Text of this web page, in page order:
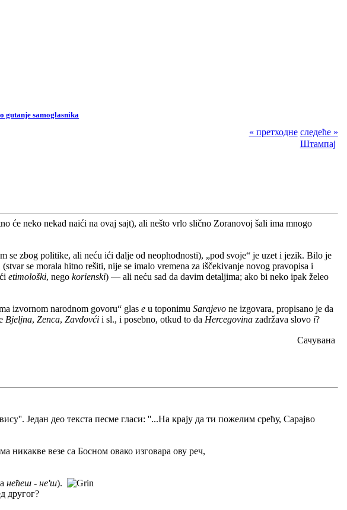
gutanje samoglasnika
« претходне следеће »
Штампај
će neko nekad naići na ovaj sajt), ali nešto vrlo slično Zoranovoj šali ima mnogo
zbog politike, ali neću ići dalje od neophodnosti), „pod svoje“ je uzet i jezik. Bilo je
se morala hitno rešiti, nije se imalo vremena za iščekivanje novog pravopisa i
etimološki, nego korienski) — ali neću sad da davim detaljima; ako bi neko ipak želeo
izvornom narodnom govoru“ glas e u toponimu Sarajevo ne izgovara, propisano je da
Bjeljna, Zenca, Zavdovći i sl., i posebno, otkud to da Hercegovina zadržava slovo i?
Сачувана
Један део текста песме гласи: ''...На крају да ти пожелим срећу, Сарајво
никакве везе са Босном овако изговара ову реч,
нећеш - не'ш).
другог?